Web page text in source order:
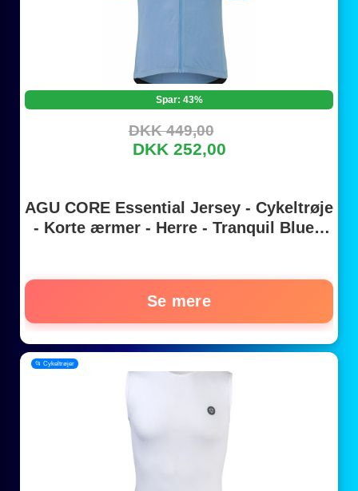
Spar: 43%
DKK 449,00
DKK 252,00
AGU CORE Essential Jersey - Cykeltrøje
- Korte ærmer - Herre - Tranquil Blue -
Se mere
📂 Cykeltrøjer